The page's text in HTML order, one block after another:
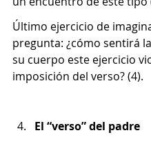
Último ejercicio de
pregunta: ¿cómo sentirá
su cuerpo este ejercicio
imposición del verso? (4).
El “verso” del padre